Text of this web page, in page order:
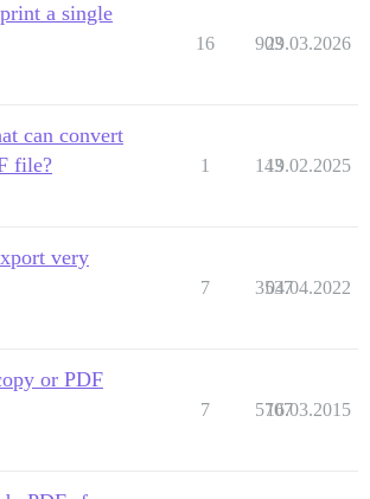
a single
16 903
29.03.2026
can convert
file?
1 143
19.02.2025
very
7 3537
04.04.2022
or PDF
7 5707
16.03.2015